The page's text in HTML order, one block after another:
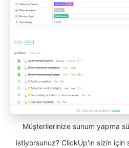
Müşterilerinize sunum yapma
istiyorsunuz? ClickUp'ın sizin için